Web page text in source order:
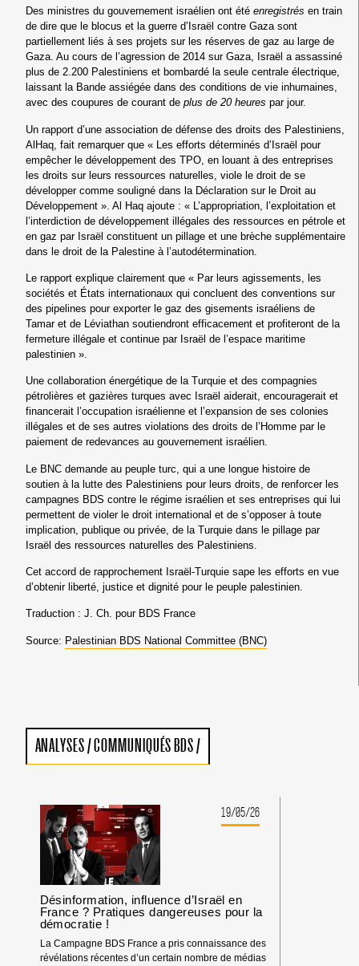
Des ministres du gouvernement israélien ont été enregistrés en train
de dire que le blocus et la guerre d’Israël contre Gaza sont
partiellement liés à ses projets sur les réserves de gaz au large de
Gaza. Au cours de l’agression de 2014 sur Gaza, Israël a assassiné
plus de 2.200 Palestiniens et bombardé la seule centrale électrique,
laissant la Bande assiégée dans des conditions de vie inhumaines,
avec des coupures de courant de plus de 20 heures par jour.
Un rapport d’une association de défense des droits des Palestiniens,
AlHaq, fait remarquer que « Les efforts déterminés d’Israël pour
empêcher le développement des TPO, en louant à des entreprises
les droits sur leurs ressources naturelles, viole le droit de se
développer comme souligné dans la Déclaration sur le Droit au
Développement ». Al Haq ajoute : « L’appropriation, l’exploitation et
l’interdiction de développement illégales des ressources en pétrole et
en gaz par Israël constituent un pillage et une brèche supplémentaire
dans le droit de la Palestine à l’autodétermination.
Le rapport explique clairement que « Par leurs agissements, les
sociétés et États internationaux qui concluent des conventions sur
des pipelines pour exporter le gaz des gisements israéliens de
Tamar et de Léviathan soutiendront efficacement et profiteront de la
fermeture illégale et continue par Israël de l’espace maritime
palestinien ».
Une collaboration énergétique de la Turquie et des compagnies
pétrolières et gazières turques avec Israël aiderait, encouragerait et
financerait l’occupation israélienne et l’expansion de ses colonies
illégales et de ses autres violations des droits de l’Homme par le
paiement de redevances au gouvernement israélien.
Le BNC demande au peuple turc, qui a une longue histoire de
soutien à la lutte des Palestiniens pour leurs droits, de renforcer les
campagnes BDS contre le régime israélien et ses entreprises qui lui
permettent de violer le droit international et de s’opposer à toute
implication, publique ou privée, de la Turquie dans le pillage par
Israël des ressources naturelles des Palestiniens.
Cet accord de rapprochement Israël-Turquie sape les efforts en vue
d’obtenir liberté, justice et dignité pour le peuple palestinien.
Traduction : J. Ch. pour BDS France
Source: Palestinian BDS National Committee (BNC)
ANALYSES/COMMUNIQUÉS BDS/
19/05/26
Désinformation, influence d’Israël en
France ? Pratiques dangereuses pour la
démocratie !
La Campagne BDS France a pris connaissance des
révélations récentes d’un certain nombre de médias